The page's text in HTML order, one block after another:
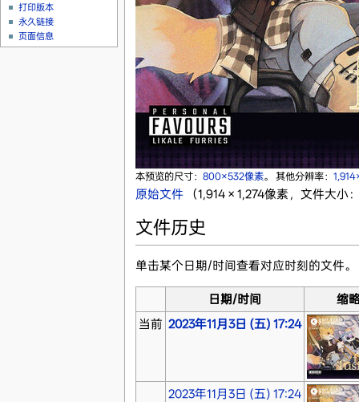
本预览的尺寸： 800×532像素。 其他分辨率：
原始文件‎ （1,914 × 1,274像素，文件大
文件历史
单击某个日期/时间查看对应时刻的文件。
日期/时间
缩
当前 2023年11月3日 (五) 17:24
2023年11月3日 (五) 17:24
打印版本
永久链接
页面信息